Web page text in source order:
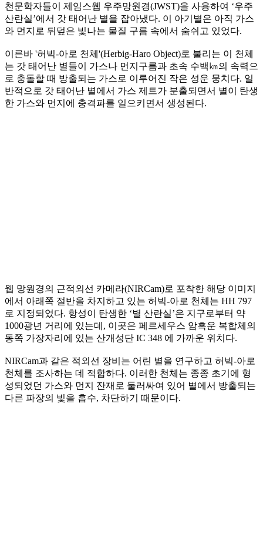
천문학자들이 제임스웹 우주망원경(JWST)을 사용하여 ‘우주
산란실’에서 갓 태어난 별을 잡아냈다. 이 아기별은 아직 가스
와 먼지로 뒤덮은 빛나는 물질 구름 속에서 숨쉬고 있었다.
이른바 '허빅-아로 천체'(Herbig-Haro Object)로 불리는 이 천체
는 갓 태어난 별들이 가스나 먼지구름과 초속 수백㎞의 속력으
로 충돌할 때 방출되는 가스로 이루어진 작은 성운 뭉치다. 일
반적으로 갓 태어난 별에서 가스 제트가 분출되면서 별이 탄생
한 가스와 먼지에 충격파를 일으키면서 생성된다.
웹 망원경의 근적외선 카메라(NIRCam)로 포착한 해당 이미지
에서 아래쪽 절반을 차지하고 있는 허빅-아로 천체는 HH 797
로 지정되었다. 항성이 탄생한 ‘별 산란실’은 지구로부터 약
1000광년 거리에 있는데, 이곳은 페르세우스 암흑운 복합체의
동쪽 가장자리에 있는 산개성단 IC 348 에 가까운 위치다.
NIRCam과 같은 적외선 장비는 어린 별을 연구하고 허빅-아로
천체를 조사하는 데 적합하다. 이러한 천체는 종종 초기에 형
성되었던 가스와 먼지 잔재로 둘러싸여 있어 별에서 방출되는
다른 파장의 빛을 흡수, 차단하기 때문이다.